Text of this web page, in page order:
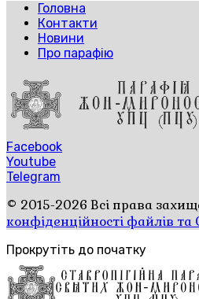
Головна
Контакти
Новини
Про парафію
Facebook
Youtube
Telegram
© 2015-2026 Всі права
конфіденційності файлів та
Прокрутіть до початку